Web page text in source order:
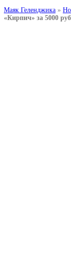
Маяк Геленджика »
«Кирпич» за 5000